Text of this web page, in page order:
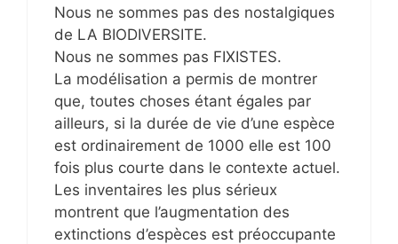
Nous ne sommes pas des nostalgiques
de LA BIODIVERSITE.
Nous ne sommes pas FIXISTES.
La modélisation a permis de montrer
que, toutes choses étant égales par
ailleurs, si la durée de vie d’une espèce
est ordinairement de 1000 elle est 100
fois plus courte dans le contexte actuel.
Les inventaires les plus sérieux
montrent que l’augmentation des
extinctions d’espèces est préoccupante